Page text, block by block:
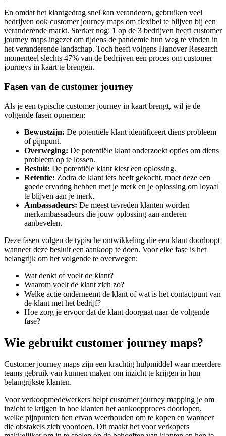
En omdat het klantgedrag snel kan veranderen, gebruiken veel
bedrijven ook customer journey maps om flexibel te blijven bij een
veranderende markt. Sterker nog: 1 op de 3 bedrijven heeft customer
journey maps ingezet om tijdens de pandemie hun weg te vinden in
het veranderende landschap. Toch heeft volgens Hanover Research
momenteel slechts 47% van de bedrijven een proces om customer
journeys in kaart te brengen.
Fasen van de customer journey
Als je een typische customer journey in kaart brengt, wil je de
volgende fasen opnemen:
Bewustzijn: De potentiële klant identificeert diens probleem
of pijnpunt.
Overweging: De potentiële klant onderzoekt opties om diens
probleem op te lossen.
Besluit: De potentiële klant kiest een oplossing.
Retentie: Zodra de klant iets heeft gekocht, moet deze een
goede ervaring hebben met je merk en je oplossing om loyaal
te blijven aan je merk.
Ambassadeurs: De meest tevreden klanten worden
merkambassadeurs die jouw oplossing aan anderen
aanbevelen.
Deze fasen volgen de typische ontwikkeling die een klant doorloopt
wanneer deze besluit een aankoop te doen. Voor elke fase is het
belangrijk om het volgende te overwegen:
Wat denkt of voelt de klant?
Waarom voelt de klant zich zo?
Welke actie onderneemt de klant of wat is het contactpunt van
de klant met het bedrijf?
Hoe zorg je ervoor dat de klant doorgaat naar de volgende
fase?
Wie gebruikt customer journey maps?
Customer journey maps zijn een krachtig hulpmiddel waar meerdere
teams gebruik van kunnen maken om inzicht te krijgen in hun
belangrijkste klanten.
Voor verkoopmedewerkers helpt customer journey mapping je om
inzicht te krijgen in hoe klanten het aankoopproces doorlopen,
welke pijnpunten hen ervan weerhouden om te kopen en wanneer
die obstakels zich voordoen. Dit maakt het voor verkopers